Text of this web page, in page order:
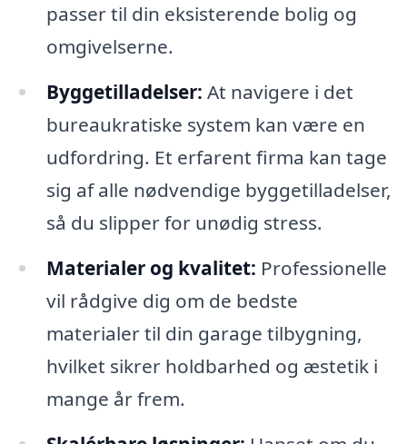
passer til din eksisterende bolig og
omgivelserne.
Byggetilladelser: At navigere i det
bureaukratiske system kan være en
udfordring. Et erfarent firma kan tage
sig af alle nødvendige byggetilladelser,
så du slipper for unødig stress.
Materialer og kvalitet: Professionelle
vil rådgive dig om de bedste
materialer til din garage tilbygning,
hvilket sikrer holdbarhed og æstetik i
mange år frem.